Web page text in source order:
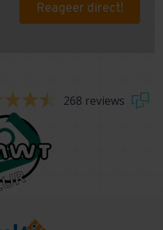
Reageer direct!
268 reviews